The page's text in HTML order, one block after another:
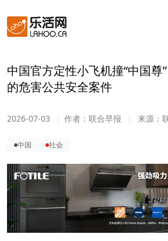
中国官方定性小飞机撞“中国尊
的危害公共安全案件
2026-07-03 作者： 联合早报 来源：
中国 社会